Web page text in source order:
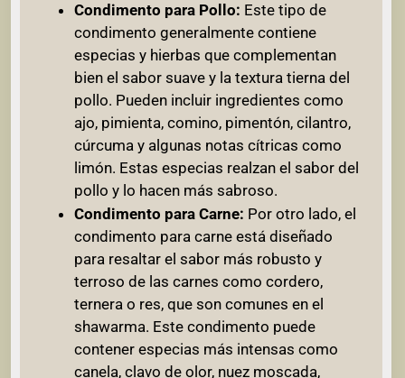
Condimento para Pollo: Este tipo de
condimento generalmente contiene
especias y hierbas que complementan
bien el sabor suave y la textura tierna del
pollo. Pueden incluir ingredientes como
ajo, pimienta, comino, pimentón, cilantro,
cúrcuma y algunas notas cítricas como
limón. Estas especias realzan el sabor del
pollo y lo hacen más sabroso.
Condimento para Carne: Por otro lado, el
condimento para carne está diseñado
para resaltar el sabor más robusto y
terroso de las carnes como cordero,
ternera o res, que son comunes en el
shawarma. Este condimento puede
contener especias más intensas como
canela, clavo de olor, nuez moscada,